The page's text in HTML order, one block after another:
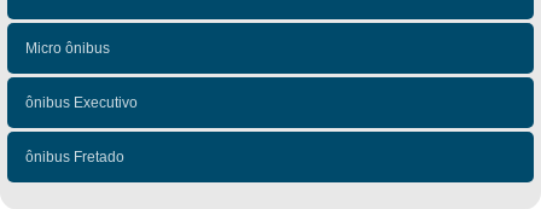
Micro ônibus
ônibus Executivo
ônibus Fretado